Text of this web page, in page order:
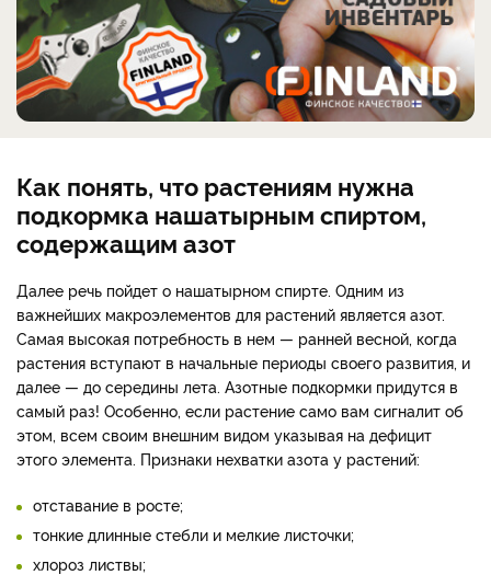
Как понять, что растениям нужна
подкормка нашатырным спиртом,
содержащим азот
Далее речь пойдет о нашатырном спирте. Одним из
важнейших макроэлементов для растений является азот.
Самая высокая потребность в нем — ранней весной, когда
растения вступают в начальные периоды своего развития, и
далее — до середины лета. Азотные подкормки придутся в
самый раз! Особенно, если растение само вам сигналит об
этом, всем своим внешним видом указывая на дефицит
этого элемента. Признаки нехватки азота у растений:
отставание в росте;
тонкие длинные стебли и мелкие листочки;
хлороз листвы;